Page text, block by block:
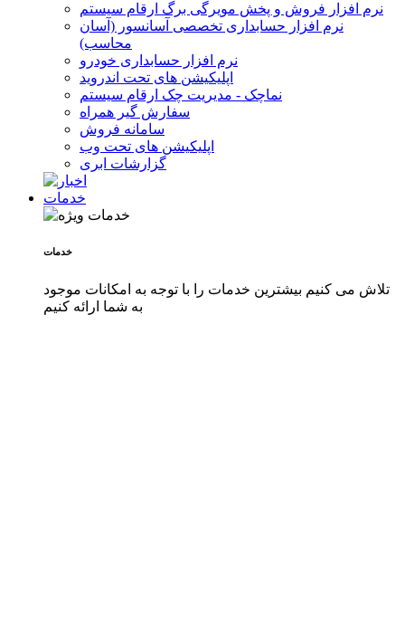
نرم افزار فروش و پخش مویرگی برگ ارقام سیستم
نرم افزار حسابداری تخصصی آسانسور (آسان
محاسب)
نرم افزار حسابداری خودرو
اپلیکیشن های تحت اندروید
نماچک - مدیریت چک ارقام سیستم
سفارش گیر همراه
سامانه فروش
اپلیکیشن های تحت وب
گزارشات ابری
خدمات
خدمات
تلاش می کنیم بیشترین خدمات را با توجه به امکانات موجود
به شما ارائه کنیم